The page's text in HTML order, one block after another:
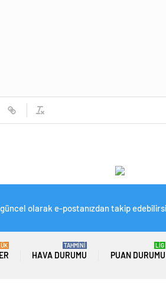
olarak e-postanızdan takip
HAVA DURUMU
TAHMİNİ
PUAN DURUMU
LİG